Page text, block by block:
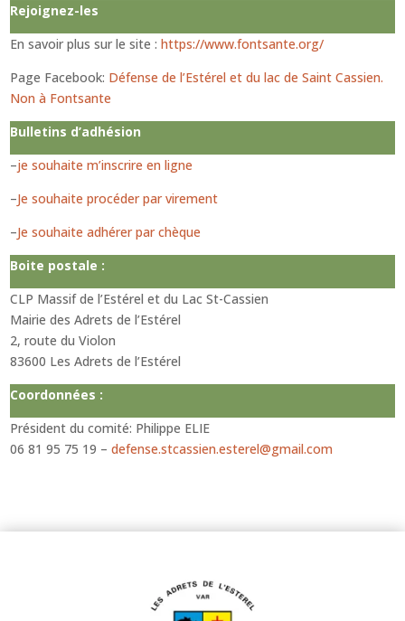
Rejoignez-les
En savoir plus sur le site :https://www.fontsante.org/
Page Facebook: Défense de l’Estérel et du lac de Saint Cassien.
Non à Fontsante
Bulletins d’adhésion
–je souhaite m’inscrire en ligne
–Je souhaite procéder par virement
–Je souhaite adhérer par chèque
Boite postale :
CLP Massif de l’Estérel et du Lac St-Cassien
Mairie des Adrets de l’Estérel
2, route du Violon
83600 Les Adrets de l’Estérel
Coordonnées :
Président du comité: Philippe ELIE
06 81 95 75 19 –defense.stcassien.esterel@gmail.com